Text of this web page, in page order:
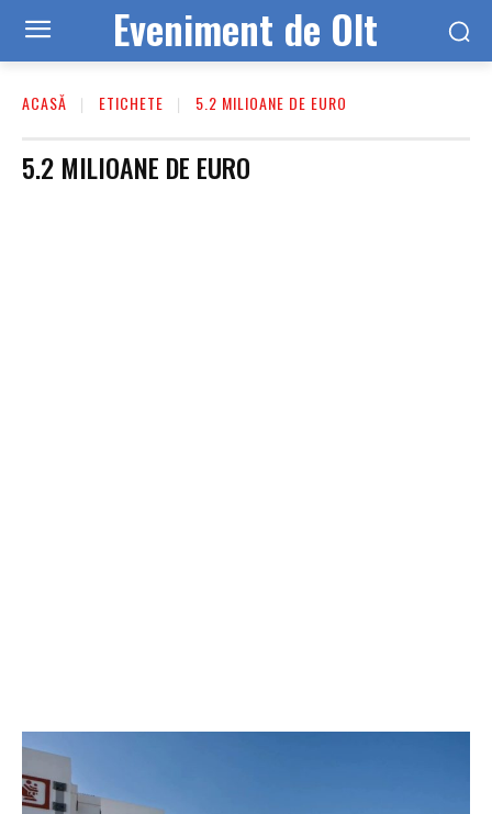
Eveniment de Olt
ACASĂ ETICHETE 5.2 MILIOANE DE EURO
5.2 MILIOANE DE EURO